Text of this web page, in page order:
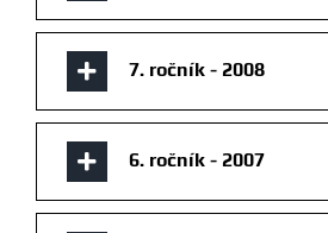
7. ročník - 2008
6. ročník - 2007